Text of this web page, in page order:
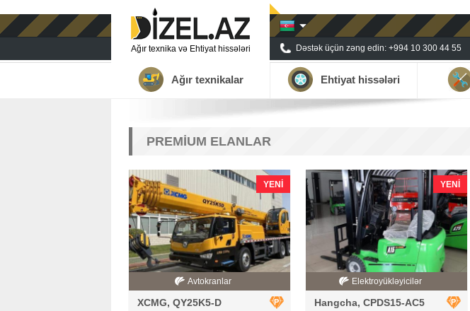
Ağır texnika və Ehtiyat hissələri Dəstək üçün zəng edin: +994 10 300 44 55
Ağır texnikalar Ehtiyat hissələri
PREMİUM ELANLAR
YENI
Avtokranlar
XCMG, QY25K5-D
YENI
Elektroyükləyicilər
Hangcha, CPDS15-AC5